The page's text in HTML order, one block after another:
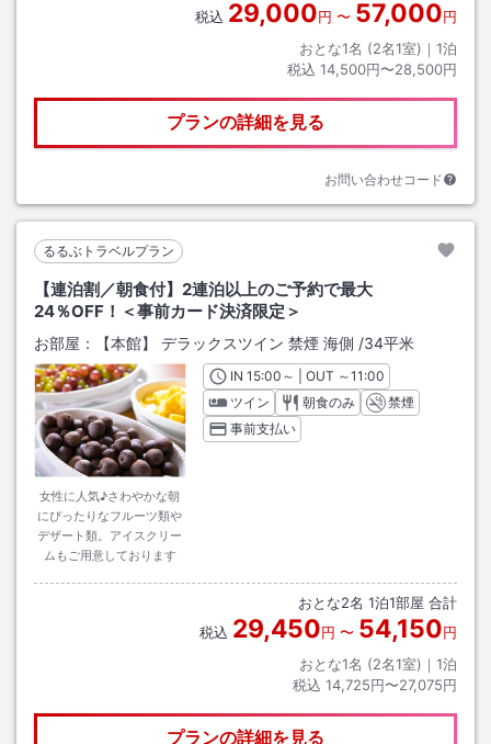
税込 29,000円 〜 57,000円
おとな1名 (2名1室)｜ 1泊
税込 14,500円〜28,500円
プランの詳細を見る
お問い合わせコード
るるぶトラベルプラン
【連泊割／朝食付】2連泊以上のご予約で最大
24％OFF！＜事前カード決済限定＞
お部屋： 【本館】 デラックスツイン 禁煙 海側 /34平米
女性に人気♪さわやかな朝
にぴったりなフルーツ類や
デザート類。アイスクリー
ムもご用意しております
INチェックイン
15:00 ～ | OUT チェックアウト
～11:00
ツイン
朝食のみ
禁煙
事前支払い
おとな2名 1泊1部屋 合計
税込 29,450円 〜 54,150円
おとな1名 (2名1室)｜ 1泊
税込 14,725円〜27,075円
プランの詳細を見る